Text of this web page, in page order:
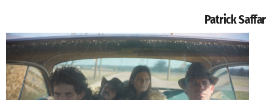
Patrick Saffar